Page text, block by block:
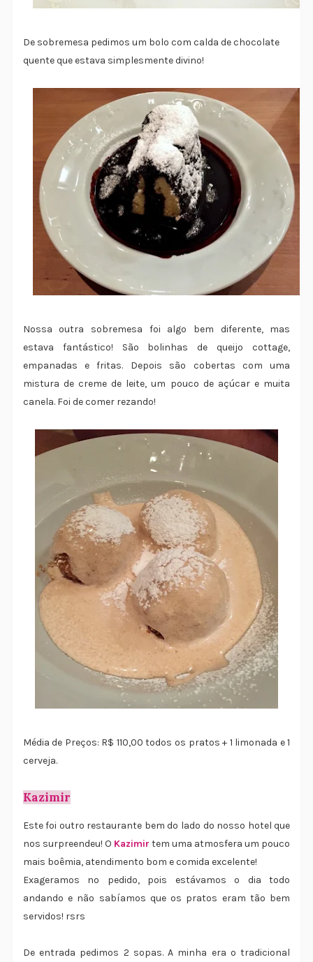
De sobremesa pedimos um bolo com calda de chocolate
quente que estava simplesmente divino!
Nossa outra sobremesa foi algo bem diferente, mas
estava fantástico! São bolinhas de queijo cottage,
empanadas e fritas. Depois são cobertas com uma
mistura de creme de leite, um pouco de açúcar e muita
canela. Foi de comer rezando!
Média de Preços: R$ 110,00 todos os pratos + 1 limonada e 1
cerveja.
Kazimir
Este foi outro restaurante bem do lado do nosso hotel que
nos surpreendeu! O Kazimir tem uma atmosfera um pouco
mais boêmia, atendimento bom e comida excelente!
Exageramos no pedido, pois estávamos o dia todo
andando e não sabíamos que os pratos eram tão bem
servidos! rsrs
De entrada pedimos 2 sopas. A minha era o tradicional